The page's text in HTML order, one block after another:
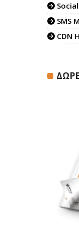
SMS
CDN